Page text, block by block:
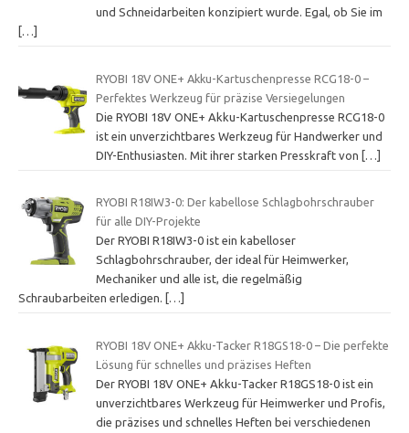
und Schneidarbeiten konzipiert wurde. Egal, ob Sie im
[…]
RYOBI 18V ONE+ Akku-Kartuschenpresse RCG18-0 –
Perfektes Werkzeug für präzise Versiegelungen
Die RYOBI 18V ONE+ Akku-Kartuschenpresse RCG18-0
ist ein unverzichtbares Werkzeug für Handwerker und
DIY-Enthusiasten. Mit ihrer starken Presskraft von […]
RYOBI R18IW3-0: Der kabellose Schlagbohrschrauber
für alle DIY-Projekte
Der RYOBI R18IW3-0 ist ein kabelloser
Schlagbohrschrauber, der ideal für Heimwerker,
Mechaniker und alle ist, die regelmäßig
Schraubarbeiten erledigen.
[…]
RYOBI 18V ONE+ Akku-Tacker R18GS18-0 – Die perfekte
Lösung für schnelles und präzises Heften
Der RYOBI 18V ONE+ Akku-Tacker R18GS18-0 ist ein
unverzichtbares Werkzeug für Heimwerker und Profis,
die präzises und schnelles Heften bei verschiedenen